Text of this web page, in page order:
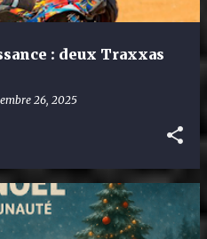
: deux Traxxas
26, 2025